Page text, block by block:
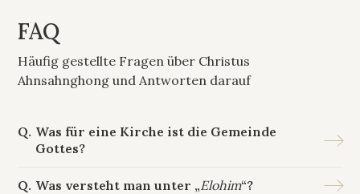
FAQ
Häufig gestellte Fragen über Christus
Ahnsahnghong und Antworten darauf
Was für eine Kirche ist die Gemeinde
Gottes?
Was versteht man unter „Elohim“?